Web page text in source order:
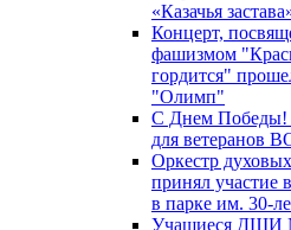
«Казачья
Концерт,
фашизмом
гордится"
"Олимп"
С Днем Победы!
для ветеранов
Оркестр
принял участие
в парке им. 30-
Учащиеся ДШИ